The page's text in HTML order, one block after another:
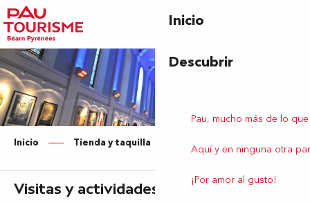
Aller
au
contenu
principal
Inicio
Descubrir
Pau, mucho más de lo
Aquí y en ninguna otra
¡Por amor al gusto!
Inicio Tienda y taquilla Visitas y actividades
Visitas y actividades